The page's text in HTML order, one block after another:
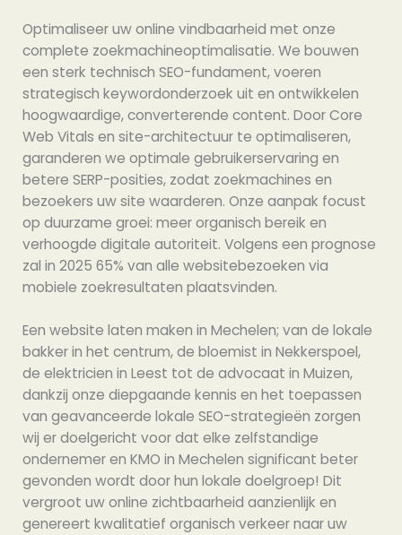
Optimaliseer uw online vindbaarheid met onze
complete zoekmachineoptimalisatie. We bouwen
een sterk technisch SEO-fundament, voeren
strategisch keywordonderzoek uit en ontwikkelen
hoogwaardige, converterende content. Door Core
Web Vitals en site-architectuur te optimaliseren,
garanderen we optimale gebruikerservaring en
betere SERP-posities, zodat zoekmachines en
bezoekers uw site waarderen. Onze aanpak focust
op duurzame groei: meer organisch bereik en
verhoogde digitale autoriteit. Volgens een prognose
zal in 2025 65% van alle websitebezoeken via
mobiele zoekresultaten plaatsvinden.
Een website laten maken in Mechelen; van de lokale
bakker in het centrum, de bloemist in Nekkerspoel,
de elektricien in Leest tot de advocaat in Muizen,
dankzij onze diepgaande kennis en het toepassen
van geavanceerde lokale SEO-strategieën zorgen
wij er doelgericht voor dat elke zelfstandige
ondernemer en KMO in Mechelen significant beter
gevonden wordt door hun lokale doelgroep! Dit
vergroot uw online zichtbaarheid aanzienlijk en
genereert kwalitatief organisch verkeer naar uw